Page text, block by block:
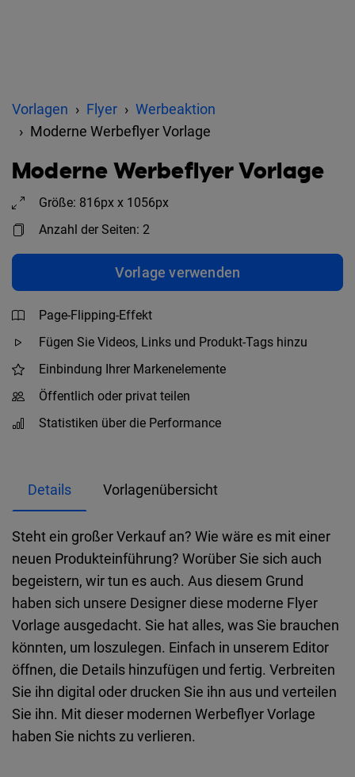
Vorlagen Flyer
Werbeaktion
Moderne Werbeflyer Vorlage
Moderne Werbeflyer Vorlage
Größe: 816px x 1056px
Anzahl der Seiten: 2
Vorlage verwenden
Page-Flipping-Effekt
Fügen Sie Videos, Links und Produkt-Tags hinzu
Einbindung Ihrer Markenelemente
Öffentlich oder privat teilen
Statistiken über die Performance
Details Vorlagenübersicht
Steht ein großer Verkauf an? Wie wäre es mit einer
neuen Produkteinführung? Worüber Sie sich auch
begeistern, wir tun es auch. Aus diesem Grund
haben sich unsere Designer diese moderne Flyer
Vorlage ausgedacht. Sie hat alles, was Sie brauchen
könnten, um loszulegen. Einfach in unserem Editor
öffnen, die Details hinzufügen und fertig. Verbreiten
Sie ihn digital oder drucken Sie ihn aus und verteilen
Sie ihn. Mit dieser modernen Werbeflyer Vorlage
haben Sie nichts zu verlieren.